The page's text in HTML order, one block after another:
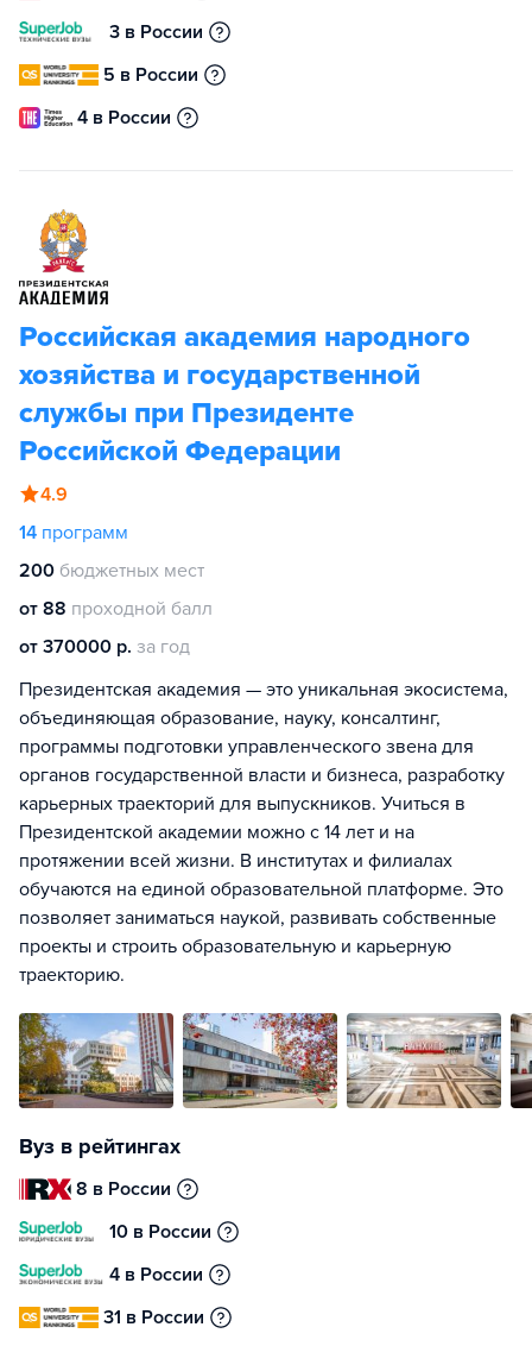
3 в России
5 в России
4 в России
Российская академия народного
хозяйства и государственной
службы при Президенте
Российской Федерации
4.9
14 программ
200 бюджетных мест
от 88 проходной балл
от 370000 р. за год
Президентская академия — это уникальная экосистема,
объединяющая образование, науку, консалтинг,
программы подготовки управленческого звена для
органов государственной власти и бизнеса, разработку
карьерных траекторий для выпускников. Учиться в
Президентской академии можно с 14 лет и на
протяжении всей жизни. В институтах и филиалах
обучаются на единой образовательной платформе. Это
позволяет заниматься наукой, развивать собственные
проекты и строить образовательную и карьерную
траекторию.
Вуз в рейтингах
8 в России
10 в России
4 в России
31 в России